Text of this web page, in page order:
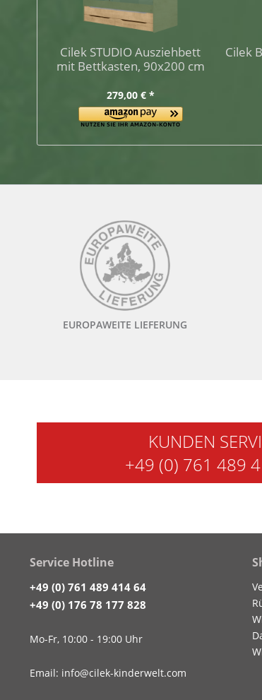
Cilek STUDIO Ausziehbett
mit Bettkasten, 90x200 cm
279,00 € *
Cilek
EUROPAWEITE LIEFERUNG
KUNDEN
+49 (0) 761 489
Service Hotline
+49 (0) 761 489 414 64
+49 (0) 176 78 177 828
Mo-Fr, 10:00 - 19:00 Uhr
Email: info@cilek-kinderwelt.com